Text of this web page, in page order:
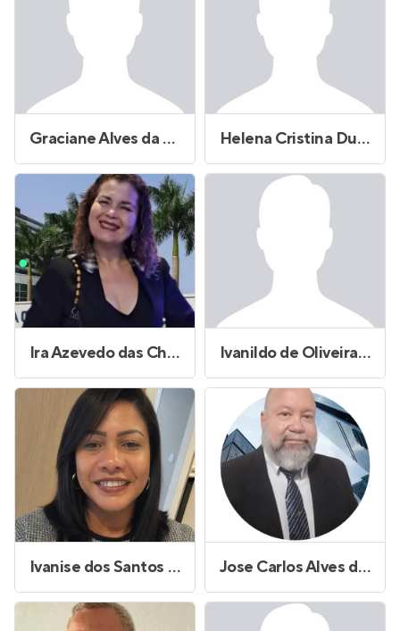
Graciane Alves da Costa Helena Cristina Duarte Simoes Franco
Ira Azevedo das Chagas Ivanildo de Oliveira Silva
Ivanise dos Santos Morais de Oliveira Jose Carlos Alves de Jesus